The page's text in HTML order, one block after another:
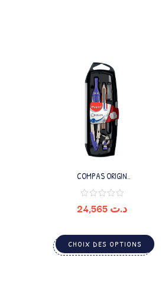
COMPAS ORIGIN
INTERCHANGEABLE 5P MAPED
د.ت 24,565
CHOIX DES OPTIONS